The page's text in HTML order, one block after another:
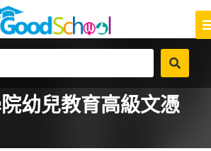
幼兒教育高級文憑